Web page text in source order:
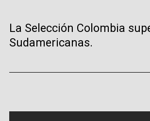
La Selección Colombia
Sudamericanas.